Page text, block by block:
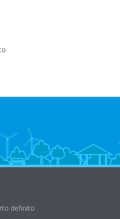
definito